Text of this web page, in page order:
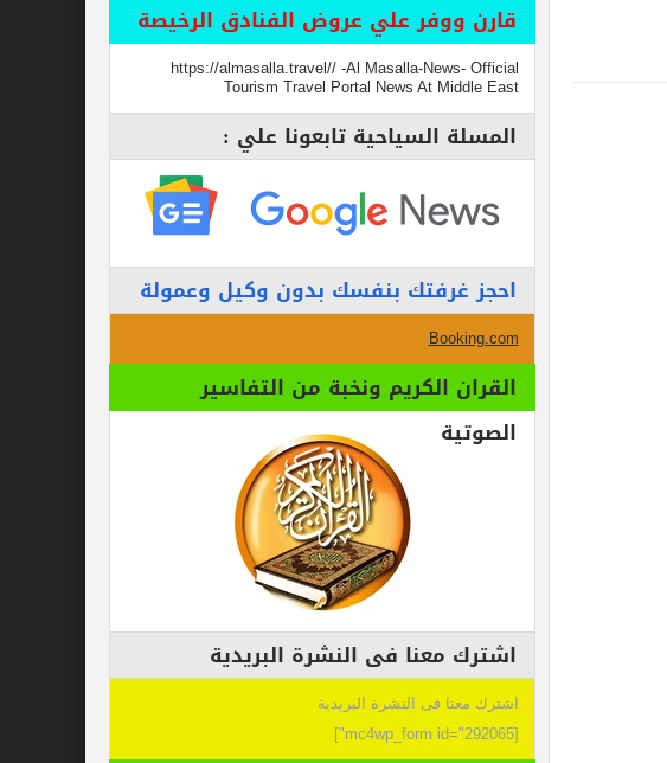
قارن ووفر علي عروض الفنادق الرخيصة
https://almasalla.travel// -Al Masalla-News- Official
Tourism Travel Portal News At Middle East
المسلة السياحية تابعونا علي :
احجز غرفتك بنفسك بدون وكيل وعمولة
Booking.com
القران الكريم ونخبة من التفاسير
الصوتية
اشترك معنا فى النشرة البريدية
اشترك معنا فى النشرة البريدية
[mc4wp_form id="292065"]